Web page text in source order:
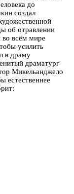
до
создал
об отравлении
во всём мире
усилить
в драму
драматург
Микельанджело
естественнее